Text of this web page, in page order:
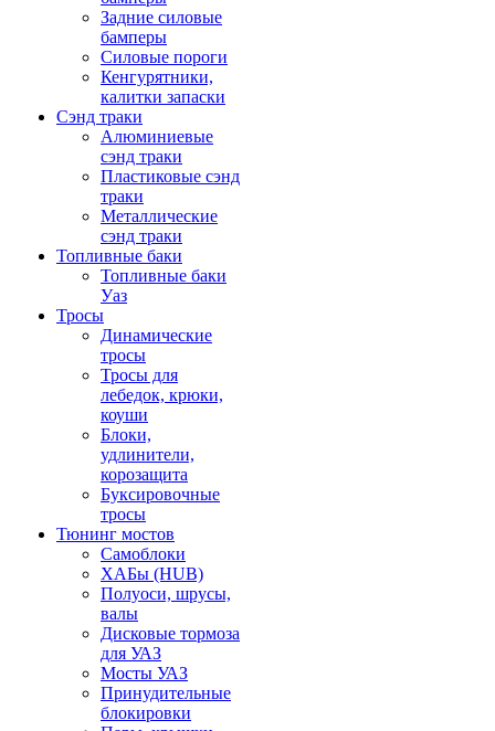
Задние силовые
бамперы
Силовые пороги
Кенгурятники,
калитки запаски
Сэнд траки
Алюминиевые
сэнд траки
Пластиковые сэнд
траки
Металлические
сэнд траки
Топливные баки
Топливные баки
Уаз
Тросы
Динамические
тросы
Тросы для
лебедок, крюки,
коуши
Блоки,
удлинители,
корозащита
Буксировочные
тросы
Тюнинг мостов
Самоблоки
ХАБы (HUB)
Полуоси, шрусы,
валы
Дисковые тормоза
для УАЗ
Мосты УАЗ
Принудительные
блокировки